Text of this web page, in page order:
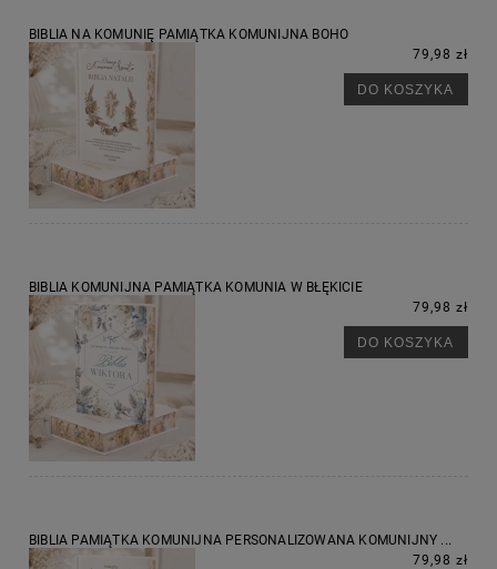
BIBLIA NA KOMUNIĘ PAMIĄTKA KOMUNIJNA BOHO
79,98 zł
DO KOSZYKA
BIBLIA KOMUNIJNA PAMIĄTKA KOMUNIA W BŁĘKICIE
79,98 zł
DO KOSZYKA
BIBLIA PAMIĄTKA KOMUNIJNA PERSONALIZOWANA KOMUNIJNY ...
79,98 zł